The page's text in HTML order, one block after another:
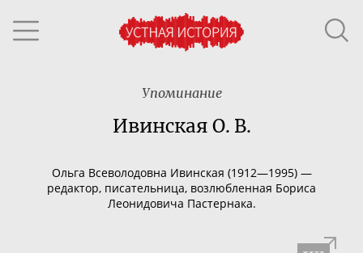
Упоминание
Ивинская О. В.
Ольга Всеволодовна Ивинская (1912—1995) —
редактор, писательница, возлюбленная Бориса
Леонидовича Пастернака.